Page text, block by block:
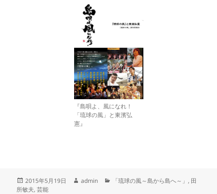
『島唄よ、風になれ！
「琉球の風」と東濱弘
憲』
投
稿
2015年5月19日
作
admin
カ「琉球の風～島から島へ～」 , 田
所敏夫,芸能